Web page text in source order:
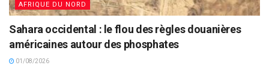
AFRIQUE DU NORD
Sahara occidental : le flou des règles douanières
américaines autour des phosphates
01/08/2026